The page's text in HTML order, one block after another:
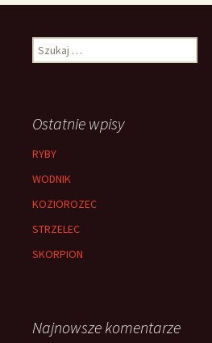
Szukaj:
Ostatnie wpisy
RYBY
WODNIK
KOZIOROZEC
STRZELEC
SKORPION
Najnowsze komentarze